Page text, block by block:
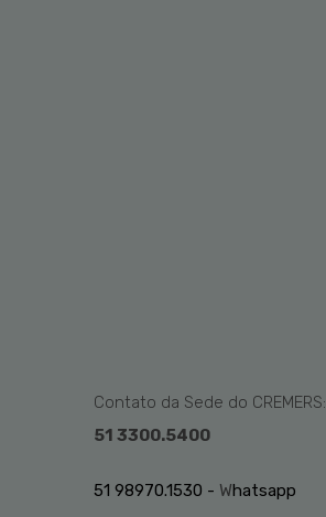
Contato da Sede do CREMERS:
51 3300.5400
51 98970.1530 - Whatsapp